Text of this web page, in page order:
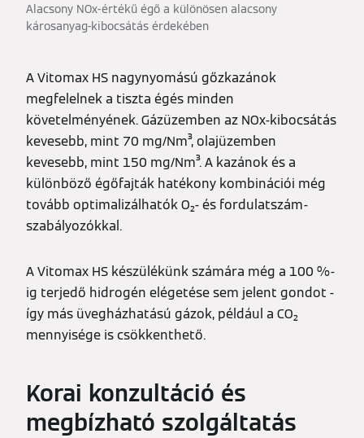
Alacsony NOx-értékű égő a különösen alacsony
károsanyag-kibocsátás érdekében
A Vitomax HS nagynyomású gőzkazánok
megfelelnek a tiszta égés minden
követelményének. Gázüzemben az NOx-kibocsátás
kevesebb, mint 70 mg/Nm³, olajüzemben
kevesebb, mint 150 mg/Nm³. A kazánok és a
különböző égőfajták hatékony kombinációi még
tovább optimalizálhatók O₂- és fordulatszám-
szabályozókkal.
A Vitomax HS készülékünk számára még a 100 %-
ig terjedő hidrogén elégetése sem jelent gondot -
így más üvegházhatású gázok, például a CO₂
mennyisége is csökkenthető.
Korai konzultáció és
megbízható szolgáltatás